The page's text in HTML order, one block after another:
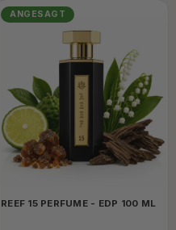
ANGESAGT
REEF 15 PERFUME - EDP 100 ML